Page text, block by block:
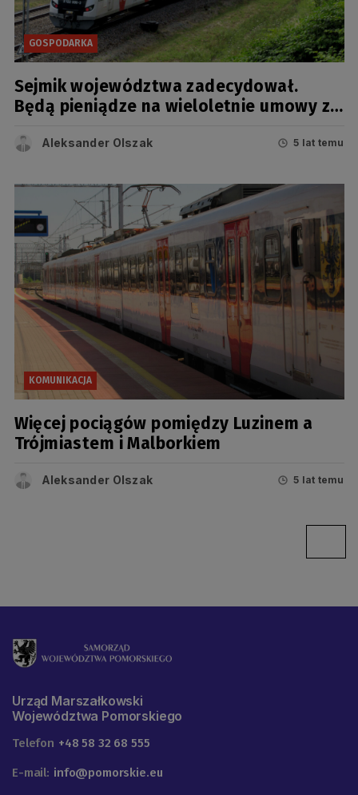
GOSPODARKA
Sejmik województwa zadecydował.
Będą pieniądze na wieloletnie umowy z
Aleksander Olszak 5 lat temu
KOMUNIKACJA
Więcej pociągów pomiędzy Luzinem a
Trójmiastem i Malborkiem
Aleksander Olszak 5 lat temu
Urząd Marszałkowski
Województwa Pomorskiego
Telefon +48 58 32 68 555
E-mail: info@pomorskie.eu